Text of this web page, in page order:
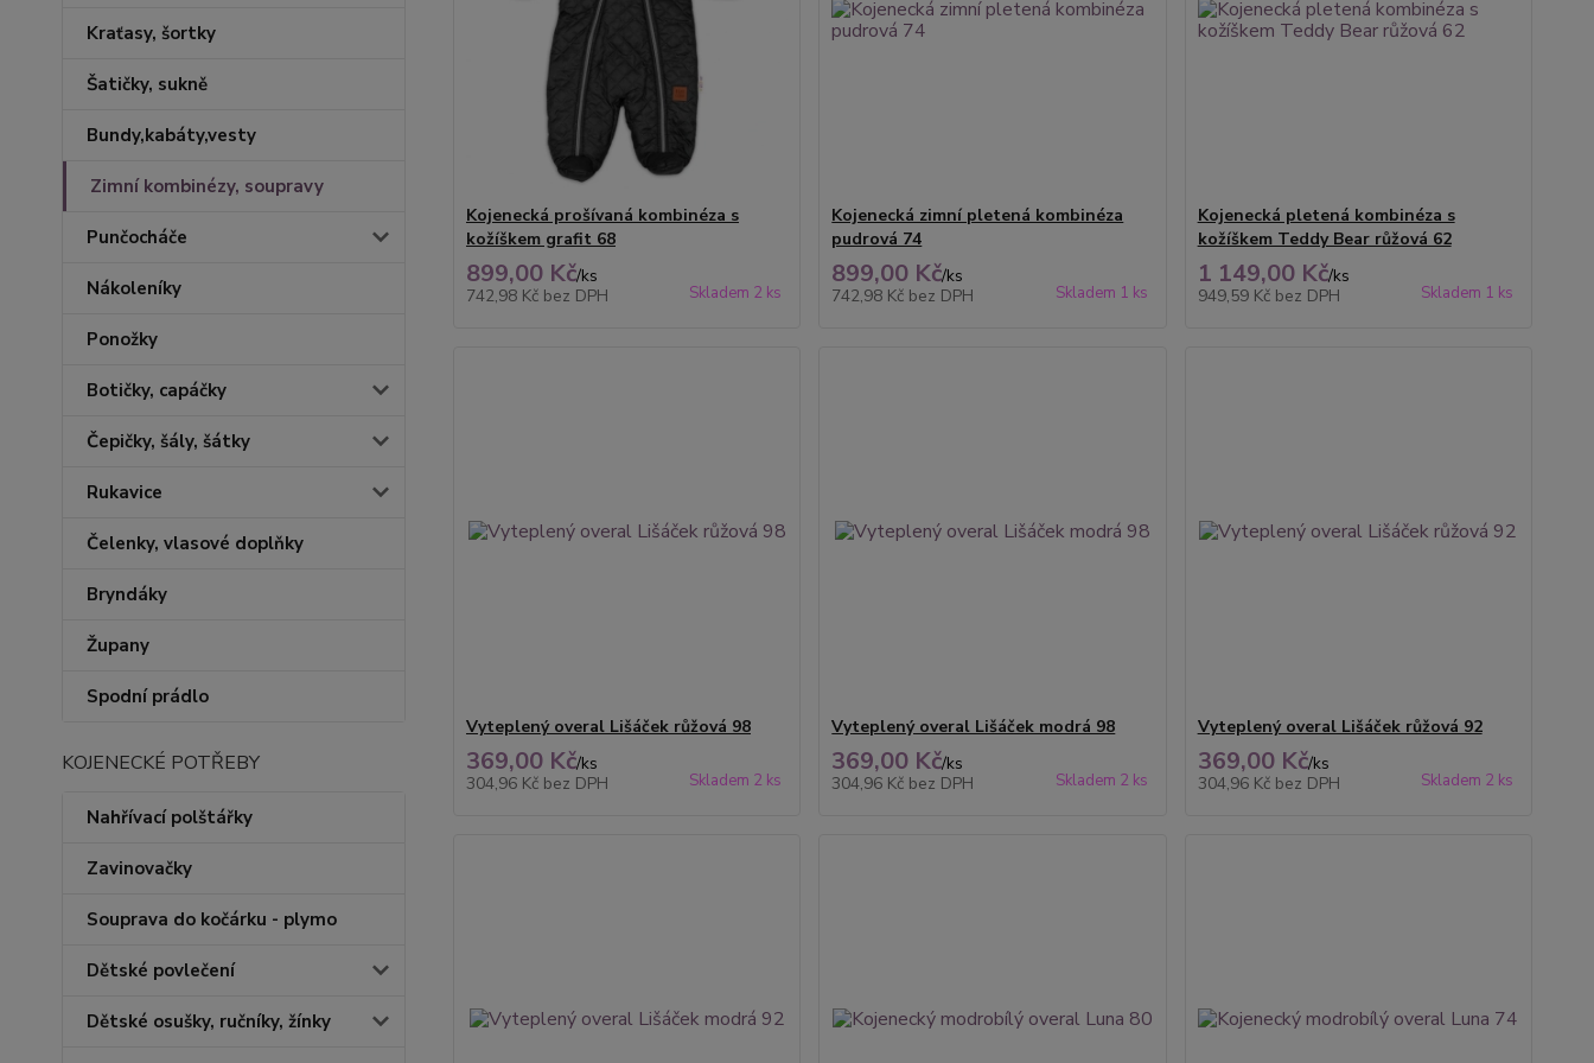
Kraťasy, šortky
Šatičky, sukně
Bundy,kabáty,vesty
Zimní kombinézy, soupravy
Punčocháče
Nákoleníky
Ponožky
Botičky, capáčky
Čepičky, šály, šátky
Rukavice
Čelenky, vlasové doplňky
Bryndáky
Župany
Spodní prádlo
KOJENECKÉ POTŘEBY
Nahřívací polštářky
Zavinovačky
Souprava do kočárku - plymo
Dětské povlečení
Dětské osušky, ručníky, žínky
Kojenecká prošívaná kombinéza s
kožíškem grafit 68
899,00 Kč/ks
742,98 Kč bez DPH Skladem 2 ks
Kojenecká zimní pletená kombinéza
pudrová 74
899,00 Kč/ks
742,98 Kč bez DPH Skladem 1 ks
Kojenecká pletená kombinéza s
kožíškem Teddy Bear růžová 62
1 149,00 Kč/ks
949,59 Kč bez DPH Skladem 1 ks
Vyteplený overal Lišáček růžová 98
369,00 Kč/ks
304,96 Kč bez DPH Skladem 2 ks
Vyteplený overal Lišáček modrá 98
369,00 Kč/ks
304,96 Kč bez DPH Skladem 2 ks
Vyteplený overal Lišáček růžová 92
369,00 Kč/ks
304,96 Kč bez DPH Skladem 2 ks